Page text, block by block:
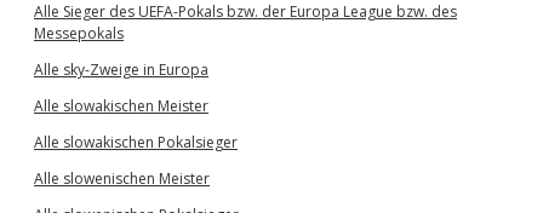
Alle Sieger des UEFA-Pokals bzw. der Europa League bzw. des
Messepokals
Alle sky-Zweige in Europa
Alle slowakischen Meister
Alle slowakischen Pokalsieger
Alle slowenischen Meister